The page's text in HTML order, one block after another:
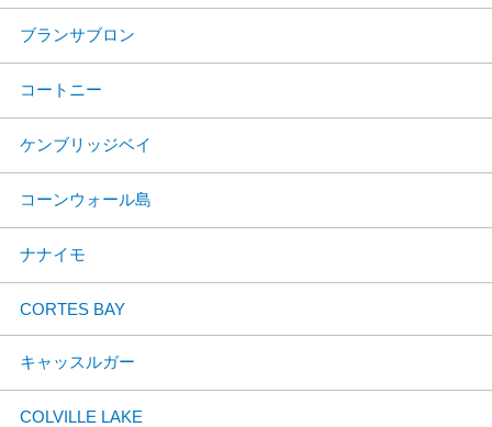
ブランサブロン
コートニー
ケンブリッジベイ
コーンウォール島
ナナイモ
CORTES BAY
キャッスルガー
COLVILLE LAKE